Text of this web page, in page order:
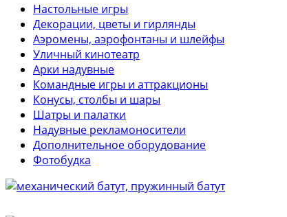
Настольные игры
Декорации, цветы и гирлянды
Аэромены, аэрофонтаны и шлейфы
Уличный кинотеатр
Арки надувные
Командные игры и аттракционы
Конусы, столбы и шары
Шатры и палатки
Надувные рекламоносители
Дополнительное оборудование
Фотобудка